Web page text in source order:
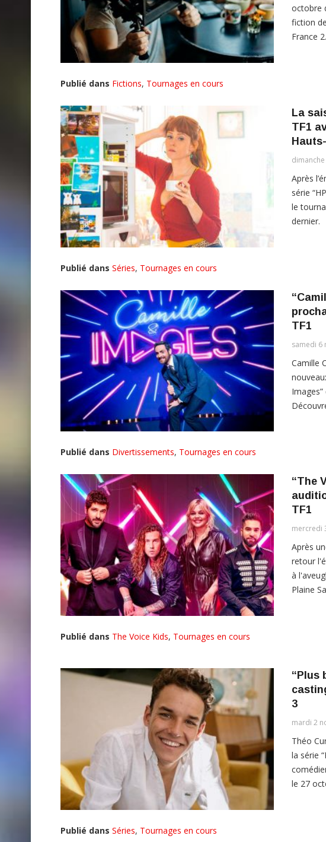
octobre
fiction
France 2.
Publié dans Fictions, Tournages en cours
La
TF1
Après
série
le
dernier.
Publié dans Séries, Tournages en cours
TF1
samedi 6
Camille
Publié dans Divertissements, Tournages en cours
“The
TF1
mercredi
Après
retour
à
Plaine
Publié dans The Voice Kids, Tournages en cours
“Plus
3
mardi 2
Théo
la série
le 27
Publié dans Séries, Tournages en cours